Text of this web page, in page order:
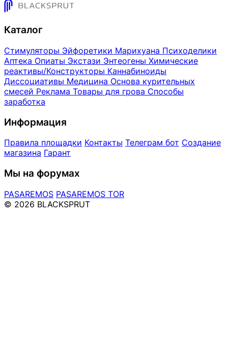
Каталог
Стимуляторы Эйфоретики Марихуана Психоделики
Аптека Опиаты Экстази Энтеогены Химические
реактивы/Конструкторы Каннабиноиды
Диссоциативы Медицина Основа курительных
смесей Реклама Товары для грова Способы
заработка
Информация
Правила площадки Контакты Телеграм бот Создание
магазина Гарант
Мы на форумах
PASAREMOS PASAREMOS TOR
© 2026 BLACKSPRUT